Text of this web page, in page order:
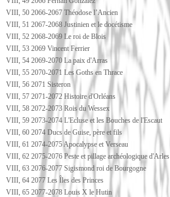
VIII, 50 2066-2067 Théodose l’Ancien
VIII, 51 2067-2068 Justinien et le docétisme
VIII, 52 2068-2069 Le roi de Blois
VIII, 53 2069 Vincent Ferrier
VIII, 54 2069-2070 La paix d'Arras
VIII, 55 2070-2071 Les Goths en Thrace
VIII, 56 2071 Sisteron
VIII, 57 2071-2072 Histoire d'Orléans
VIII, 58 2072-2073 Rois du Wessex
VIII, 59 2073-2074 L'Ecluse et les Bouches de l'Escaut
VIII, 60 2074 Ducs de Guise, père et fils
VIII, 61 2074-2075 Apocalypse et Verseau
VIII, 62 2075-2076 Peste et pillage archéologique d'Arles
VIII, 63 2076-2077 Sigismond roi de Bourgogne
VIII, 64 2077 Les Îles des Princes
VIII, 65 2077-2078 Louis X le Hutin